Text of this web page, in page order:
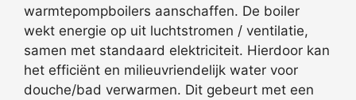
warmtepompboilers aanschaffen. De boiler
wekt energie op uit luchtstromen / ventilatie,
samen met standaard elektriciteit. Hierdoor kan
het efficiënt en milieuvriendelijk water voor
douche/bad verwarmen. Dit gebeurt met een